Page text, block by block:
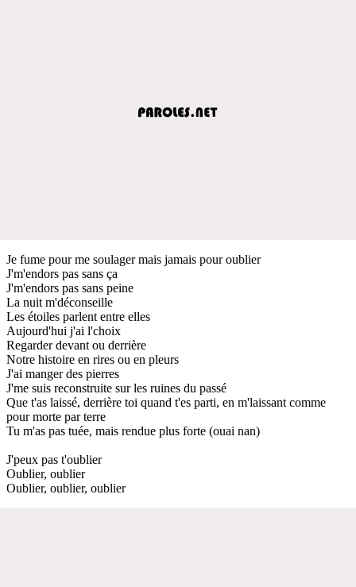
Je fume pour me soulager mais jamais pour oublier
J'm'endors pas sans ça
J'm'endors pas sans peine
La nuit m'déconseille
Les étoiles parlent entre elles
Aujourd'hui j'ai l'choix
Regarder devant ou derrière
Notre histoire en rires ou en pleurs
J'ai manger des pierres
J'me suis reconstruite sur les ruines du passé
Que t'as laissé, derrière toi quand t'es parti, en m'laissant comme
pour morte par terre
Tu m'as pas tuée, mais rendue plus forte (ouai nan)
J'peux pas t'oublier
Oublier, oublier
Oublier, oublier, oublier